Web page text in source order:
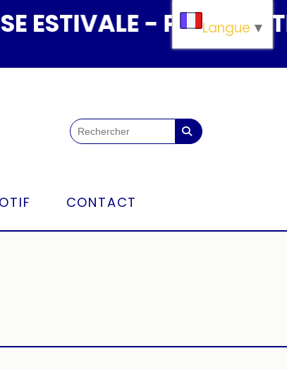
- PAUSE
CONTACT
Langue ▼